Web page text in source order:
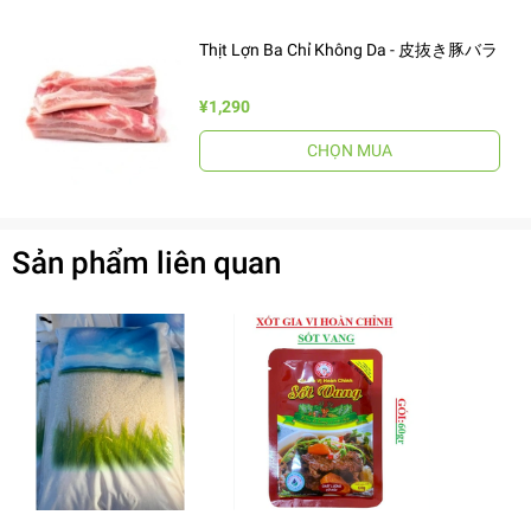
Thịt Lợn Ba Chỉ Không Da - 皮抜き豚バラ
¥1,290
CHỌN MUA
Sản phẩm liên quan